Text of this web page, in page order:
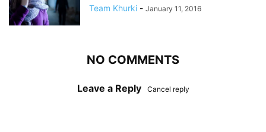
Team Khurki - January 11, 2016
NO COMMENTS
Leave a Reply Cancel reply